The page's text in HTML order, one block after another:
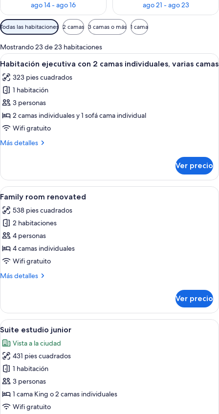
ago 14 - ago 16
ago 21 - ago 23
Filtros
disponibles
para
las
habitaciones
Todas las habitaciones 2 camas 3 camas o más 1 cama
Mostrando 23 de 23 habitaciones
Abrir
todas
las
fotos
de
Habitación
ejecutiva
2
varias
camas
Habitación de hotel con dos camas,
6
Habitación ejecutiva con 2 camas individuales, varias camas
323 pies cuadrados
1 habitación
3 personas
2 camas individuales y 1 sofá cama individual
Wifi gratuito
Más detalles
Más
ejecutiva
con
2
individuales,
varias
camas
Ver precio
Abrir
todas
las
fotos
de
Family
room
Habitación de hotel con una cama
9
Family room renovated
538 pies cuadrados
2 habitaciones
4 personas
4 camas individuales
Wifi gratuito
Más detalles
Más
room
renovated
Ver precio
Abrir
todas
las
fotos
de
Suite
estudio
junior
Una habitación de hotel con un
8
Suite estudio junior
Vista a la ciudad
431 pies cuadrados
1 habitación
3 personas
1 cama King o 2 camas individuales
Wifi gratuito